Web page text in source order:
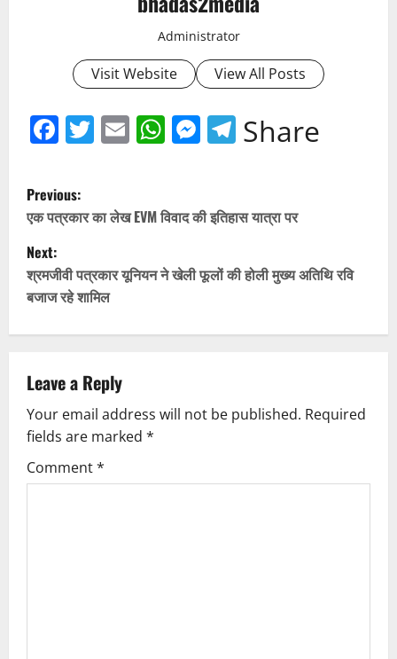
Administrator
Visit Website View All Posts
Facebook
Twitter
EmailWhatsApp
Messenger
Telegram
Share
P
o
s
t
n
a
v
i
g
Previous:
एक पत्रकार का लेख EVM विवाद की इतिहास यात्रा पर
Next:
श्रमजीवी पत्रकार यूनियन ने खेली फूलों की होली मुख्य अतिथि रवि
बजाज रहे शामिल
Leave a Reply
Your email address will not be published. Required
fields are marked *
Comment*